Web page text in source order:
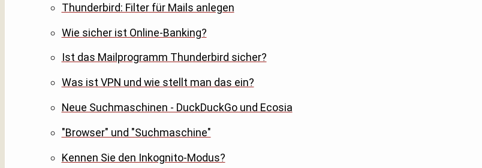
Thunderbird: Filter für Mails anlegen
Wie sicher ist Online-Banking?
Ist das Mailprogramm Thunderbird sicher?
Was ist VPN und wie stellt man das ein?
Neue Suchmaschinen - DuckDuckGo und Ecosia
"Browser" und "Suchmaschine"
Kennen Sie den Inkognito-Modus?